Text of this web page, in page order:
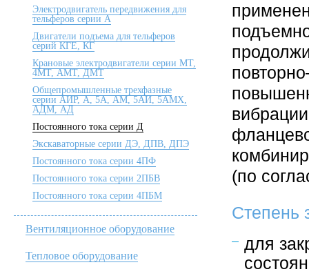
Электродвигатель передвижения для
тельферов серии А
Двигатели подъема для тельферов
серий КГЕ, КГ
Крановые электродвигатели серии МТ,
4МТ, АМТ, ДМТ
Общепромышленные трехфазные
серии АИР, А, 5А, АМ, 5АИ, 5АМХ,
АДМ, АД
Постоянного тока серии Д
Экскаваторные серии ДЭ, ДПВ, ДПЭ
Постоянного тока серии 4ПФ
Постоянного тока серии 2ПБВ
Постоянного тока серии 4ПБМ
Вентиляционное оборудование
Тепловое оборудование
(по
Степень
для